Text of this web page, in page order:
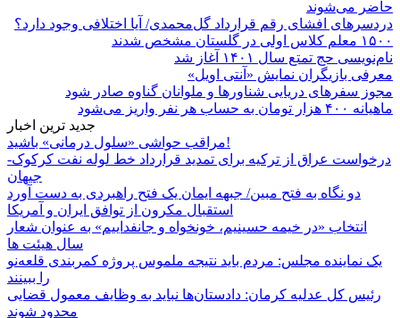
حاضر می‌شوند
دردسرهای افشای رقم قرارداد گل‌محمدی/ آیا اختلافی وجود دارد؟
۱۵۰۰ معلم کلاس اولی در گلستان مشخص شدند
نام‌نویسی حج تمتع سال ۱۴۰۱ آغاز شد
معرفی بازیگران نمایش «آنتی اویل»
مجوز سفرهای دریایی شناورها و ملوانان گناوه صادر شود
ماهیانه ۴۰۰ هزار تومان به حساب هر نفر واریز می‌شود
جدید ترین اخبار
مراقب حواشی «سلول درمانی» باشید!
درخواست عراق از ترکیه برای تمدید قرارداد خط لوله نفت کرکوک-
جیهان
دو نگاه به فتح مبین/ جبهه ایمان یک فتح راهبردی به دست آورد
استقبال مکرون از توافق ایران و آمریکا
انتخاب «در خیمه حسینیم، خونخواه و جانفداییم» به عنوان شعار
سال هیئت ها
یک نماینده مجلس: مردم باید نتیجه ملموس پروژه کمربندی قلعه‌نو
را ببینند
رئیس کل عدلیه کرمان: دادستان‌ها نباید به وظایف معمول قضایی
محدود شوند